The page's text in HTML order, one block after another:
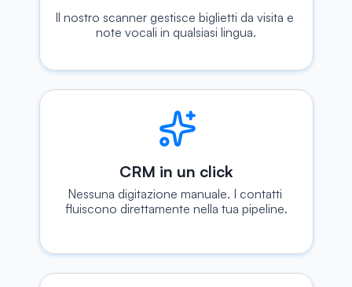
Il nostro scanner gestisce biglietti da visita e
note vocali in qualsiasi lingua.
CRM in un click
Nessuna digitazione manuale. I contatti
fluiscono direttamente nella tua pipeline.